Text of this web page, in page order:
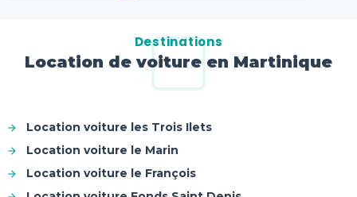
Destinations
Location de voiture en Martinique
Location voiture les Trois Ilets
Location voiture le Marin
Location voiture le François